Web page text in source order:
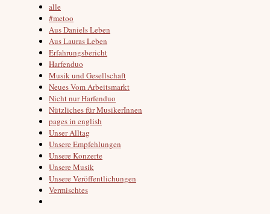
alle
#metoo
Aus Daniels Leben
Aus Lauras Leben
Erfahrungsbericht
Harfenduo
Musik und Gesellschaft
Neues Vom Arbeitsmarkt
Nicht nur Harfenduo
Nützliches für MusikerInnen
pages in english
Unser Alltag
Unsere Empfehlungen
Unsere Konzerte
Unsere Musik
Unsere Veröffentlichungen
Vermischtes